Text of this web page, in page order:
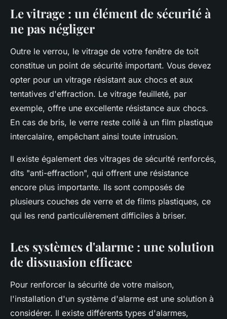
Le vitrage : un élément de sécurité à
ne pas négliger
Outre le verrou, le vitrage de votre fenêtre de toit
constitue un point de sécurité important. Vous devez
opter pour un vitrage résistant aux chocs et aux
tentatives d'effraction. Le vitrage feuilleté, par
exemple, offre une excellente résistance aux chocs.
En cas de bris, le verre reste collé à un film plastique
intercalaire, empêchant ainsi toute intrusion.
Il existe également des vitrages de sécurité renforcés,
dits "anti-effraction", qui offrent une résistance
encore plus importante. Ils sont composés de
plusieurs couches de verre et de films plastiques, ce
qui les rend particulièrement difficiles à briser.
Les systèmes d'alarme : une solution
de dissuasion efficace
Pour renforcer la sécurité de votre maison,
l'installation d'un système d'alarme est une solution à
considérer. Il existe différents types d'alarmes,